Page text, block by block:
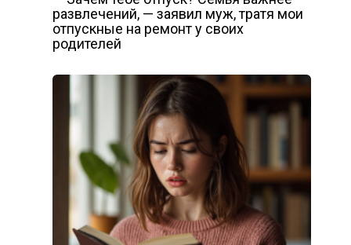
развлечений, — заявил муж, тратя мои
отпускные на ремонт у своих
родителей